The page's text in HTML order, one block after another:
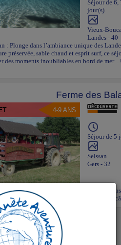
Séjour de 6,
jour(s)
Vieux-
Landes - 40
: Plonge dans l’ambiance unique des
préservée, sable chaud et esprit surf, ce
des moments inoubliables en bord de mer
Ferme des
4-9 ANS
Séjour de 5
Seissan
Gers - 32
les poussins piaillent, les ânes font les
cabanes partout ! Un séjour rigolo, plein de